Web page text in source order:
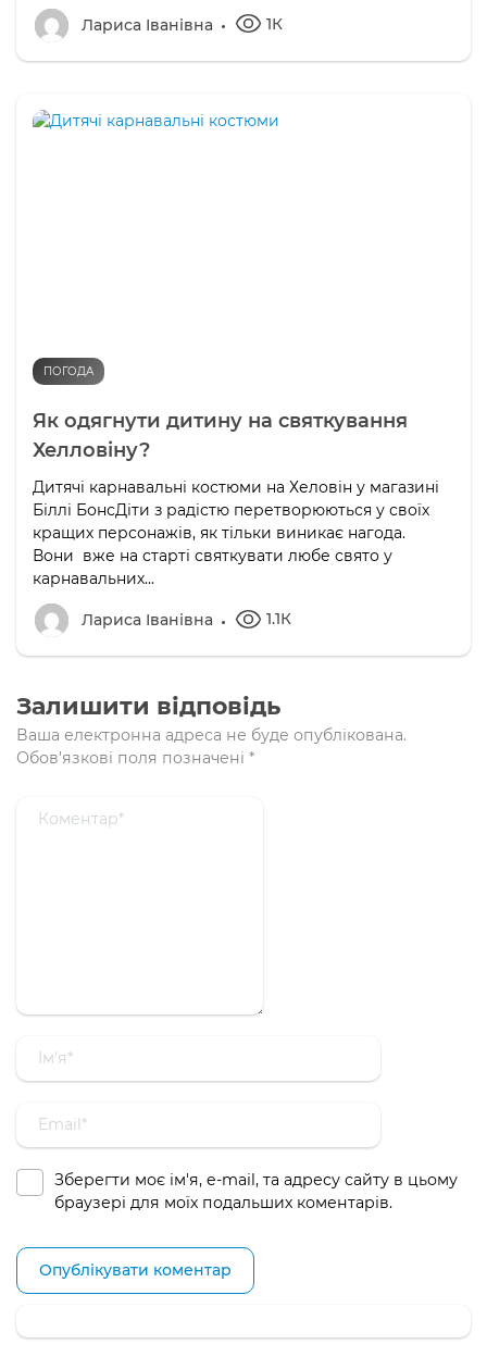
Лариса Іванівна 1К
ПОГОДА
Як одягнути дитину на святкування
Хелловіну?
Дитячі карнавальні костюми на Хеловін у магазині
Біллі БонсДіти з радістю перетворюються у своїх
кращих персонажів, як тільки виникає нагода.
Вони вже на старті святкувати любе свято у
карнавальних...
Лариса Іванівна 1.1К
Залишити відповідь
Ваша електронна адреса не буде опублікована.
Обов'язкові поля позначені *
Зберегти моє ім'я, e-mail, та адресу сайту в цьому
браузері для моїх подальших коментарів.